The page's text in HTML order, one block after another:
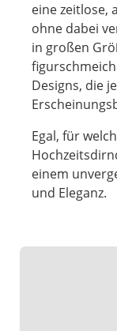
eine zeitlose,
ohne dabei
in großen
Designs, die
Egal, für
einem
und Eleganz.